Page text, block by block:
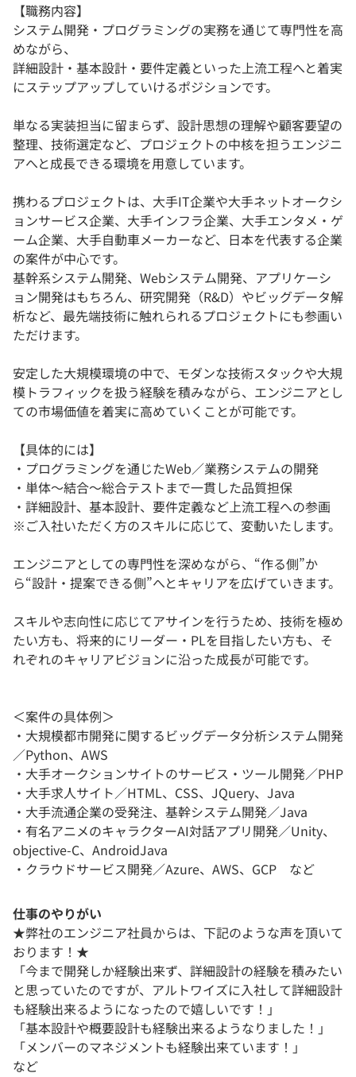
【職務内容】
システム開発・プログラミングの実務を通じて専門性を高
めながら、
詳細設計・基本設計・要件定義といった上流工程へと着実
にステップアップしていけるポジションです。
単なる実装担当に留まらず、設計思想の理解や顧客要望の
整理、技術選定など、プロジェクトの中核を担うエンジニ
アへと成長できる環境を用意しています。
携わるプロジェクトは、大手IT企業や大手ネットオークシ
ョンサービス企業、大手インフラ企業、大手エンタメ・ゲ
ーム企業、大手自動車メーカーなど、日本を代表する企業
の案件が中心です。
基幹系システム開発、Webシステム開発、アプリケーシ
ョン開発はもちろん、研究開発（R&D）やビッグデータ解
析など、最先端技術に触れられるプロジェクトにも参画い
ただけます。
安定した大規模環境の中で、モダンな技術スタックや大規
模トラフィックを扱う経験を積みながら、エンジニアとし
ての市場価値を着実に高めていくことが可能です。
【具体的には】
・プログラミングを通じたWeb／業務システムの開発
・単体〜結合〜総合テストまで一貫した品質担保
・詳細設計、基本設計、要件定義など上流工程への参画
※ご入社いただく方のスキルに応じて、変動いたします。
エンジニアとしての専門性を深めながら、“作る側”か
ら“設計・提案できる側”へとキャリアを広げていきます。
スキルや志向性に応じてアサインを行うため、技術を極め
たい方も、将来的にリーダー・PLを目指したい方も、そ
れぞれのキャリアビジョンに沿った成長が可能です。
＜案件の具体例＞
・大規模都市開発に関するビッグデータ分析システム開発
／Python、AWS
・大手オークションサイトのサービス・ツール開発／PHP
・大手求人サイト／HTML、CSS、JQuery、Java
・大手流通企業の受発注、基幹システム開発／Java
・有名アニメのキャラクターAI対話アプリ開発／Unity、
objective-C、AndroidJava
・クラウドサービス開発／Azure、AWS、GCP など
仕事のやりがい
★弊社のエンジニア社員からは、下記のような声を頂いて
おります！★
「今まで開発しか経験出来ず、詳細設計の経験を積みたい
と思っていたのですが、アルトワイズに入社して詳細設計
も経験出来るようになったので嬉しいです！」
「基本設計や概要設計も経験出来るようなりました！」
「メンバーのマネジメントも経験出来ています！」
など